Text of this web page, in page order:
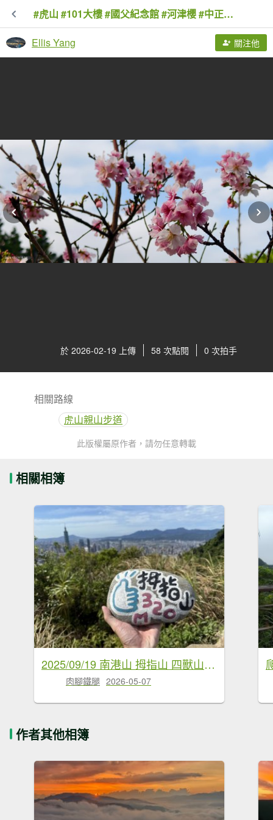
#虎山 #101大樓 #國父紀念館 #河津櫻 #中正紀念堂 2/19
Ellis Yang 關注他
於 2026-02-19 上傳 58 次點閱 0 次拍手
相關路線
虎山親山步道
此版權屬原作者，請勿任意轉載
相關相簿
2025/09/19 南港山 拇指山 四獸山連走
肉腳鐵腿 2026-05-07
作者其他相簿